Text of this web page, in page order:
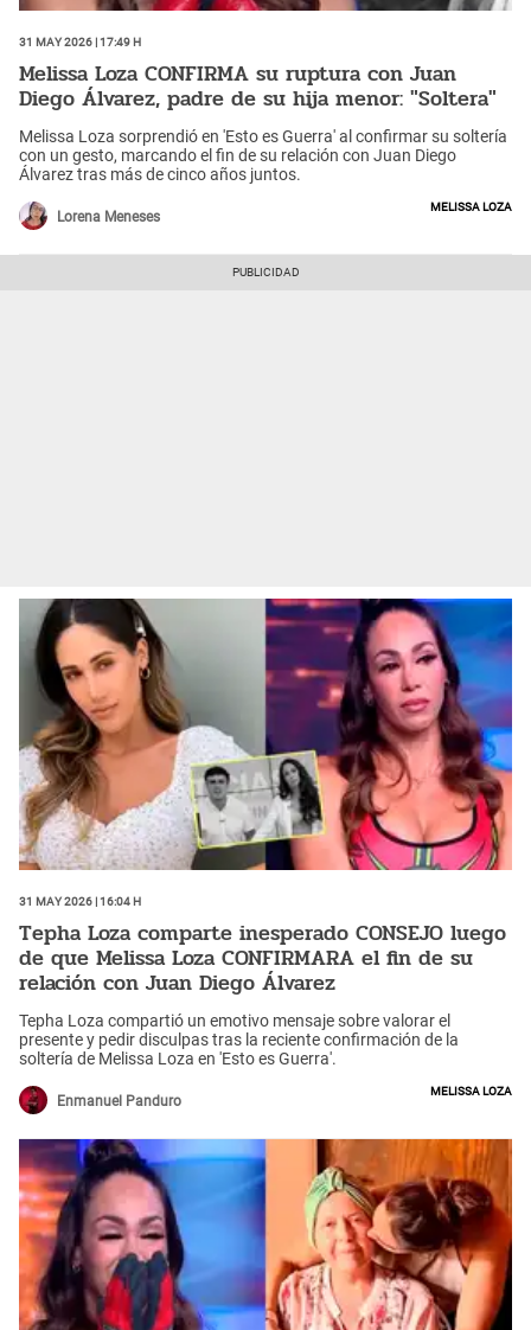
31 May 2026 | 17:49 h
Melissa Loza CONFIRMA su ruptura con Juan
Diego Álvarez, padre de su hija menor: "Soltera"
Melissa Loza sorprendió en 'Esto es Guerra' al confirmar su soltería
con un gesto, marcando el fin de su relación con Juan Diego
Álvarez tras más de cinco años juntos.
Lorena Meneses
Melissa Loza
31 May 2026 | 16:04 h
Tepha Loza comparte inesperado CONSEJO luego
de que Melissa Loza CONFIRMARA el fin de su
relación con Juan Diego Álvarez
Tepha Loza compartió un emotivo mensaje sobre valorar el
presente y pedir disculpas tras la reciente confirmación de la
soltería de Melissa Loza en 'Esto es Guerra'.
Enmanuel Panduro
Melissa Loza